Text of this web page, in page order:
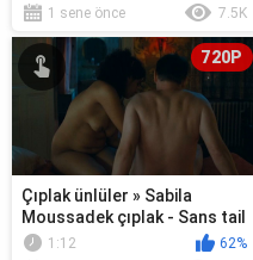
1 sene önce
7.5K
720P
Çıplak ünlüler » Sabila
Moussadek çıplak - Sans tail
ni tete (2010)
1:12
62%